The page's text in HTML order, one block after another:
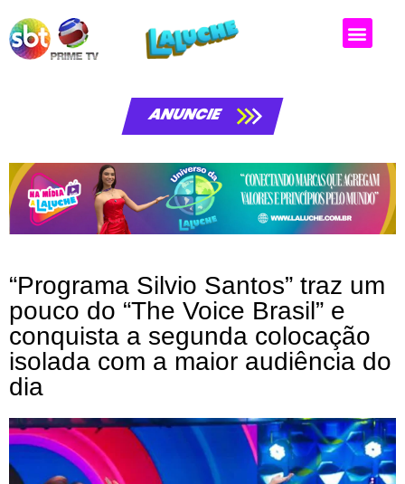
ANUNCIE
“Programa Silvio Santos” traz um
pouco do “The Voice Brasil” e
conquista a segunda colocação
isolada com a maior audiência do
dia